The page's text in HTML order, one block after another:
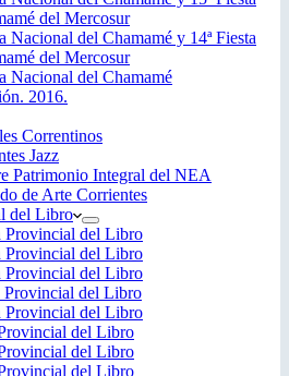
del Mercosur
Nacional del Chamamé y 14ª Fiesta
del Mercosur
Nacional del Chamamé
2016.
Correntinos
Jazz
Patrimonio Integral del NEA
de Arte Corrientes
del Libro
Provincial del Libro
Provincial del Libro
Provincial del Libro
Provincial del Libro
Provincial del Libro
del Libro
del Libro
del Libro